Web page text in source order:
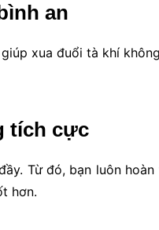
an
xua đuổi tà khí
tích cực
Từ đó, bạn luôn
hơn.